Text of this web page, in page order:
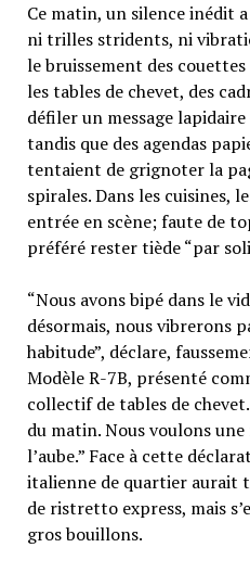
Ce matin, un silence inédit
ni trilles stridents, ni
le bruissement des
les tables de chevet, des
défiler un message
tandis que des agendas
tentaient de grignoter la
spirales. Dans les cuisines,
entrée en scène; faute de
préféré rester tiède “par
“Nous avons bipé dans le
désormais, nous vibrerons
habitude”, déclare,
Modèle R-7B, présenté
collectif de tables de
du matin. Nous voulons
l’aube.” Face à cette
italienne de quartier aurait
de ristretto express, mais
gros bouillons.